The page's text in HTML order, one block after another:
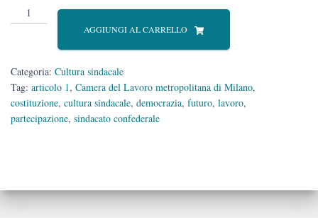
Lavoro
e
AGGIUNGI AL CARRELLO
Categoria: Cultura sindacale
Tag: articolo 1, Camera del Lavoro metropolitana di Milano,
costituzione, cultura sindacale, democrazia, futuro, lavoro,
partecipazione, sindacato confederale